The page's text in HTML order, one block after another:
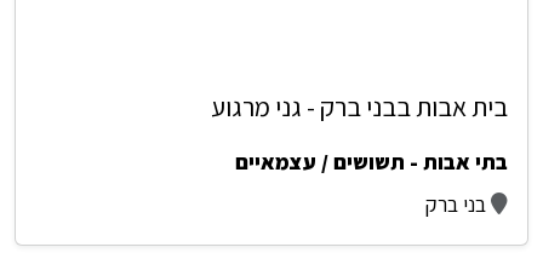
בית אבות בבני ברק - גני מרגוע
בתי אבות - תשושים / עצמאיים
בני ברק